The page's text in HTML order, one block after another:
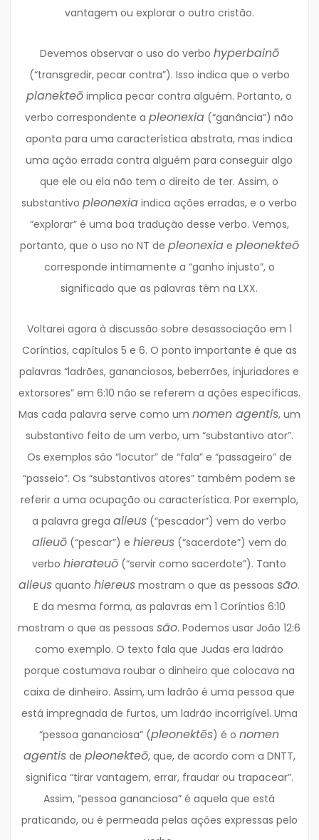
vantagem ou explorar o outro cristão.
Devemos observar o uso do verbo hyperbainō
(“transgredir, pecar contra”). Isso indica que o verbo
planekteō implica pecar contra alguém. Portanto, o
verbo correspondente apleonexia (“ganância”) não
aponta para uma característica abstrata, mas indica
uma ação errada contra alguém para conseguir algo
que ele ou ela não tem o direito de ter. Assim, o
substantivopleonexia indica ações erradas, e o verbo
“explorar” é uma boa tradução desse verbo. Vemos,
portanto, que o uso no NT de pleonexiae pleonekteō
corresponde intimamente a “ganho injusto”, o
significado que as palavras têm na LXX.
Voltarei agora à discussão sobre desassociação em 1
Coríntios, capítulos 5 e 6. O ponto importante é que as
palavras “ladrões, gananciosos, beberrões, injuriadores e
extorsores” em 6:10 não se referem a ações específicas.
Mas cada palavra serve como um nomen agentis, um
substantivo feito de um verbo, um “substantivo ator”.
Os exemplos são “locutor” de “fala” e “passageiro” de
“passeio”. Os “substantivos atores” também podem se
referir a uma ocupação ou característica. Por exemplo,
a palavra gregaalieus (“pescador”) vem do verbo
alieuō(“pescar”) e hiereus(“sacerdote”) vem do
verbohierateuō (“servir como sacerdote”). Tanto
alieus quantohiereus mostram o que as pessoassão.
E da mesma forma, as palavras em 1 Coríntios 6:10
mostram o que as pessoassão. Podemos usar João 12:6
como exemplo. O texto fala que Judas era ladrão
porque costumava roubar o dinheiro que colocava na
caixa de dinheiro. Assim, um ladrão é uma pessoa que
está impregnada de furtos, um ladrão incorrigível. Uma
“pessoa gananciosa” (pleonektēs) é onomen
agentisde pleonekteō, que, de acordo com a DNTT,
significa “tirar vantagem, errar, fraudar ou trapacear”.
Assim, “pessoa gananciosa” é aquela que está
praticando, ou é permeada pelas ações expressas pelo